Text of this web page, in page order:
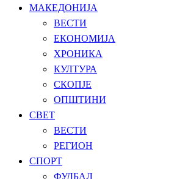
МАКЕДОНИЈА
ВЕСТИ
ЕКОНОМИЈА
ХРОНИКА
КУЛТУРА
СКОПЈЕ
ОПШТИНИ
СВЕТ
ВЕСТИ
РЕГИОН
СПОРТ